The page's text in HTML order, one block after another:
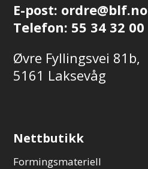
E-post: ordre@blf.no
Telefon: 55 34 32 00
Øvre Fyllingsvei 81b,
5161 Laksevåg
Nettbutikk
Formingsmateriell